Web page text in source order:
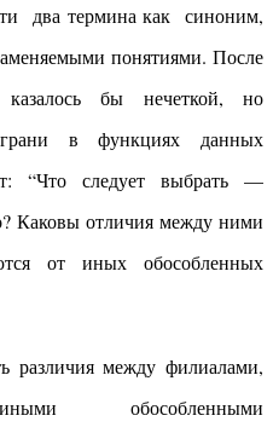
два термина как синоним,
понятиями. После
казалось бы нечеткой, но
грани в функциях данных
“Что следует выбрать —
Каковы отличия между ними
от иных обособленных
различия между филиалами,
иными обособленными